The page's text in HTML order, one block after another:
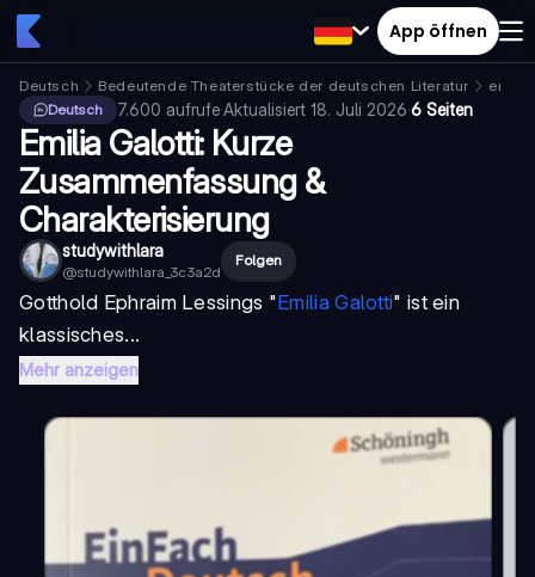
App öffnen
Deutsch Bedeutende Theaterstücke der deutschen Literatur
Deutsch
7.600 aufrufe·Aktualisiert 18. Juli 2026·6 Seiten
Emilia Galotti: Kurze
Zusammenfassung &
Charakterisierung
studywithlara
@studywithlara_3c3a2d
Folgen
Gotthold Ephraim Lessings "Emilia Galotti" ist ein
klassisches...
Mehr anzeigen